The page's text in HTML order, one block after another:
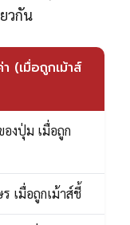
วกัน
(เมื่อถูกเม้าส์
องปุ่ม เมื่อถูก
เมื่อถูกเม้าส์ชี้